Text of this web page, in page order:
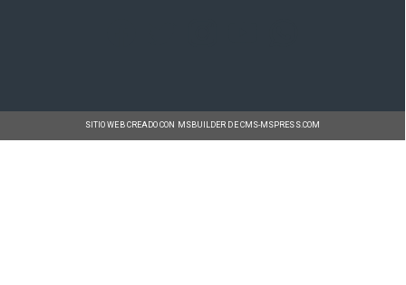
SITIO WEB CREADO CON MSBUILDER DE CMS-MSPRESS.COM